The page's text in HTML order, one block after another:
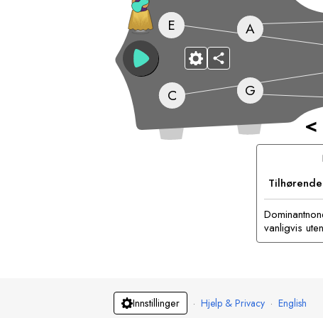
<
G
C
E
A
vanligvis
Innstillinger · Hjelp & Privacy · English